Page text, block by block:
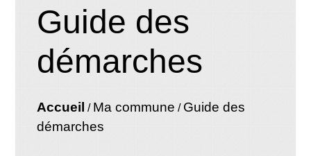
Guide des
démarches
Accueil / Ma commune / Guide des
démarches